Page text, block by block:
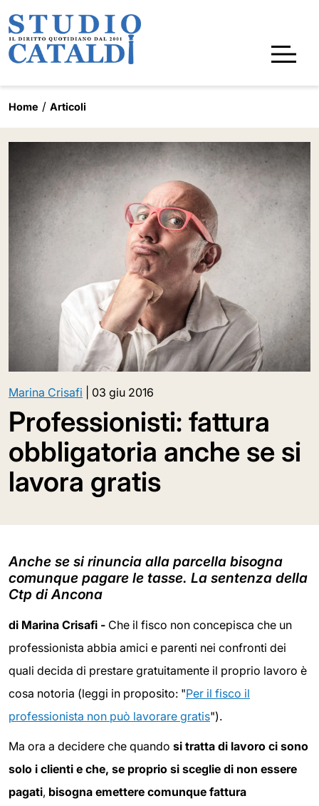
Home Articoli
Marina Crisafi 03 giu 2016
Professionisti: fattura
obbligatoria anche se si
lavora gratis
Anche se si rinuncia alla parcella bisogna
comunque pagare le tasse. La sentenza della
Ctp di Ancona
di Marina Crisafi - Che il fisco non concepisca che un
professionista abbia amici e parenti nei confronti dei
quali decida di prestare gratuitamente il proprio lavoro è
cosa notoria (leggi in proposito: "Per il fisco il
professionista non può lavorare gratis").
Ma ora a decidere che quando si tratta di lavoro ci sono
solo i clienti e che, se proprio si sceglie di non essere
pagati, bisogna emettere comunque fattura